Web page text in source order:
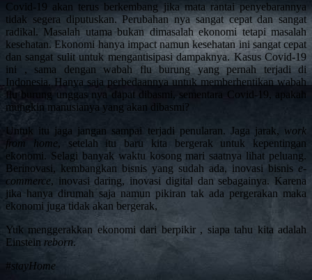
Covid-19 akan terus berkembang jika mata rantai penyebarannya
tidak segera diputuskan. Perubahan nya sangat cepat dan sangat
radikal. Masalah utama bukan dimasalah ekonomi tetapi masalah
kesehatan. Ekonomi hanya impact namun kesehatan ini sangat cepat
dan sangat sulit untuk mengantisipasi dampaknya. Kasus Covid-19
ini , sama dengan wabah flu burung yang pernah terjadi di
Indonesia. Hanya saja perbedaannya untuk memberhentikan wabah
flu burung unggas nya dapat dibasmi, sementara Covid-19, apakah
mungkin manusianya yang akan dibasmi?
Untuk itu jaga jangan sampai terjadi penularan. Jaga jarak, work
from home, setelah itu baru kita bergerak untuk kepentingan
ekonomi. Selagi banyak waktu kosong mari saatnya lihat peluang.
Berinovasi, kembangkan bisnis yang sudah ada, inovasi bisnis e-
commerce, inovasi daring, inovasi digital dan sebagainya. Karena
jika hanya dirumah saja namun pikiran tak ada pergerakan maka
ekonomi juga tidak akan bergerak,
Yuk menggerakkan ekonomi dari berpikir , siapa tahu kita adalah
Einstein reborn.
#stayHome